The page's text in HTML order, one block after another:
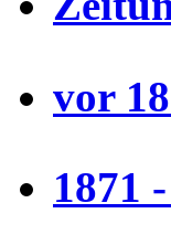
vor
1871